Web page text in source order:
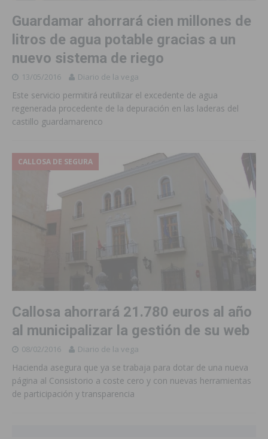
Guardamar ahorrará cien millones de
litros de agua potable gracias a un
nuevo sistema de riego
13/05/2016 Diario de la vega
Este servicio permitirá reutilizar el excedente de agua
regenerada procedente de la depuración en las laderas del
castillo guardamarenco
CALLOSA DE SEGURA
Callosa ahorrará 21.780 euros al año
al municipalizar la gestión de su web
08/02/2016 Diario de la vega
Hacienda asegura que ya se trabaja para dotar de una nueva
página al Consistorio a coste cero y con nuevas herramientas
de participación y transparencia